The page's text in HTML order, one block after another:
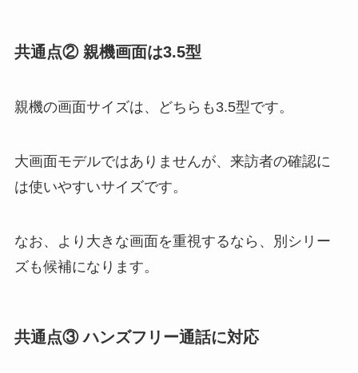
共通点② 親機画面は3.5型
親機の画面サイズは、どちらも3.5型です。
大画面モデルではありませんが、来訪者の確認に
は使いやすいサイズです。
なお、より大きな画面を重視するなら、別シリー
ズも候補になります。
共通点③ ハンズフリー通話に対応